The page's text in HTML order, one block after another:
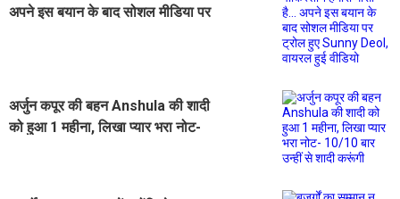
अपने इस बयान के बाद सोशल मीडिया पर
अर्जुन कपूर की बहन Anshula की शादी
को हुआ 1 महीना, लिखा प्यार भरा नोट-